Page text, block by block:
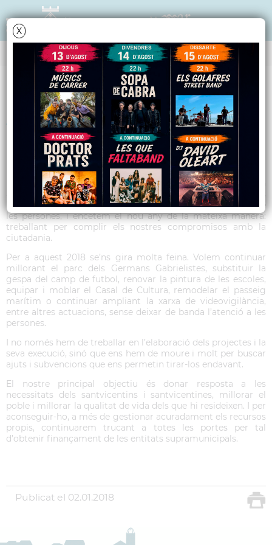
X
TRIBUNA POLÍTICA
Article Convergència -
Gener 2018
Malgrat el fred, hem tancat el 2017 amb les mànigues ben
arremangades, fent obres als vials, a les voreres i a les rieres
per tal de millorar la mobilitat i garantir la seguretat de
les persones, i encetem el nou any de la mateixa manera:
treballant per complir els nostres compromisos amb la
ciutadania.
Per a aquest 2018 se’ns gira molta feina. Volem continuar
millorant el parc dels Germans Gabrielistes, substituir la
gespa del camp de futbol, renovar la pintura de les escoles,
equipar i moblar el Casal de Cultura, remodelar el passeig
marítim o continuar ampliant la xarxa de videovigilància,
entre altres actuacions, sense deixar de banda l’atenció a les
persones.
I no només hem de treballar en l’elaboració dels projectes i la
seva execució, sinó que ens hem de moure i molt per buscar
ajuts i subvencions que ens permetin tirar-los endavant.
El nostre principal objectiu és donar resposta a les
necessitats dels santvicentins i santvicentines, millorar el
poble i millorar la qualitat de vida dels que hi resideixen. I per
aconseguir-ho, a més de gestionar acuradament els recursos
propis, continuarem trucant a totes les portes per tal
d’obtenir finançament de les entitats supramunicipals.
Publicat el 02.01.2018